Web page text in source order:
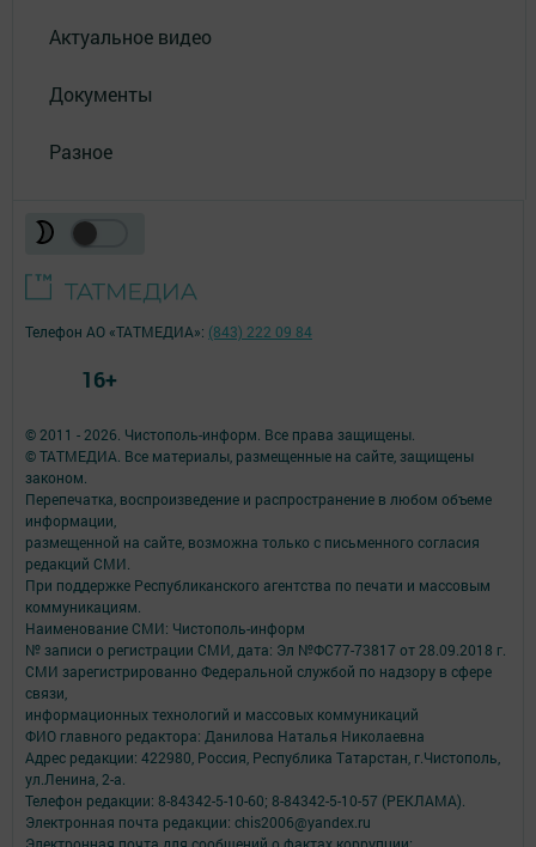
Актуальное видео
Документы
Разное
© 2011 - 2026. Чистополь-информ. Все права защищены.
© ТАТМЕДИА. Все материалы, размещенные на сайте, защищены
законом.
Перепечатка, воспроизведение и распространение в любом объеме
информации,
размещенной на сайте, возможна только с письменного согласия
редакций СМИ.
При поддержке Республиканского агентства по печати и массовым
коммуникациям.
Наименование СМИ: Чистополь-информ
№ записи о регистрации СМИ, дата: Эл №ФС77-73817 от 28.09.2018 г.
СМИ зарегистрированно Федеральной службой по надзору в сфере
связи,
информационных технологий и массовых коммуникаций
ФИО главного редактора: Данилова Наталья Николаевна
Адрес редакции: 422980, Россия, Республика Татарстан, г.Чистополь,
ул.Ленина, 2-а.
Телефон редакции: 8-84342-5-10-60; 8-84342-5-10-57 (РЕКЛАМА).
Электронная почта редакции: chis2006@yandex.ru
Телефон АО «ТАТМЕДИА»: (843) 222 09 84
16+